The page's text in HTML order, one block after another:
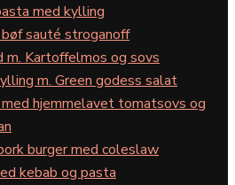
med kylling
sauté stroganoff
m. Kartoffelmos og sovs
m. Green godess salat
med hjemmelavet tomatsovs og
burger med coleslaw
kebab og pasta